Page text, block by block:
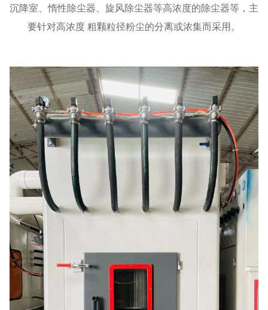
沉降室、惰性除尘器、旋风除尘器等高浓度的除尘器等，主
要针对高浓度 粗颗粒径粉尘的分离或浓集而采用。